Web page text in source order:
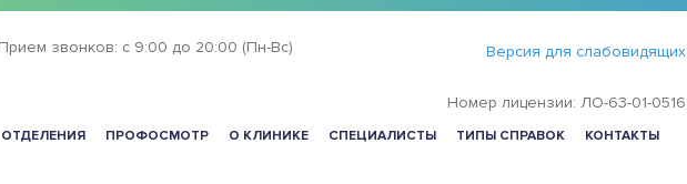
Прием звонков: с 9:00 до 20:00 (Пн-Вс) Версия для слабовидящих
Номер лицензии: ЛО-63-01-0516
ОТДЕЛЕНИЯ ПРОФОСМОТР О КЛИНИКЕ СПЕЦИАЛИСТЫ ТИПЫ СПРАВОК КОНТАКТЫ